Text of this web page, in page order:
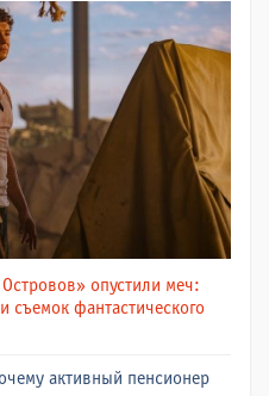
опустили меч:
съемок фантастического
активный пенсионер